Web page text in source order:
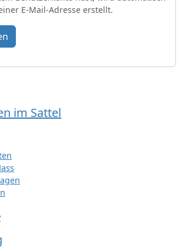
E-Mail-Adresse erstellt.
im Sattel